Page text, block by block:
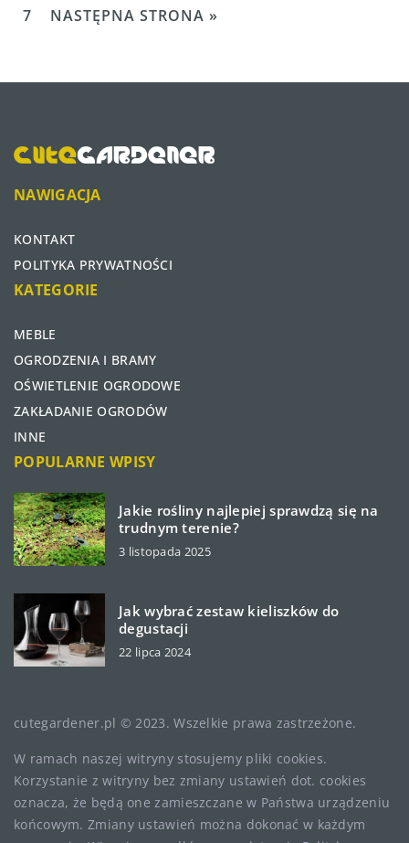
7 NASTĘPNA STRONA »
NAWIGACJA
KONTAKT
POLITYKA PRYWATNOŚCI
KATEGORIE
MEBLE
OGRODZENIA I BRAMY
OŚWIETLENIE OGRODOWE
ZAKŁADANIE OGRODÓW
INNE
POPULARNE WPISY
Jakie rośliny najlepiej sprawdzą się na
trudnym terenie?
3 listopada 2025
Jak wybrać zestaw kieliszków do
degustacji
22 lipca 2024
cutegardener.pl © 2023. Wszelkie prawa zastrzeżone.
W ramach naszej witryny stosujemy pliki cookies.
Korzystanie z witryny bez zmiany ustawień dot. cookies
oznacza, że będą one zamieszczane w Państwa urządzeniu
końcowym. Zmiany ustawień można dokonać w każdym